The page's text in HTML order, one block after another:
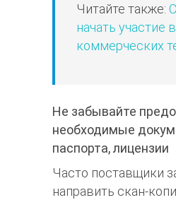
Читайте также:
начать участие в
коммерческих
Не забывайте
необходимые
паспорта, лицензии
Часто поставщики
направить скан-